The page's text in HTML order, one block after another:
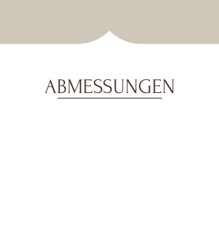
ABMESSUNGEN